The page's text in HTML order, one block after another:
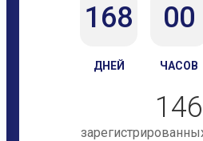
168
ДНЕЙ
00
ЧАСОВ
146